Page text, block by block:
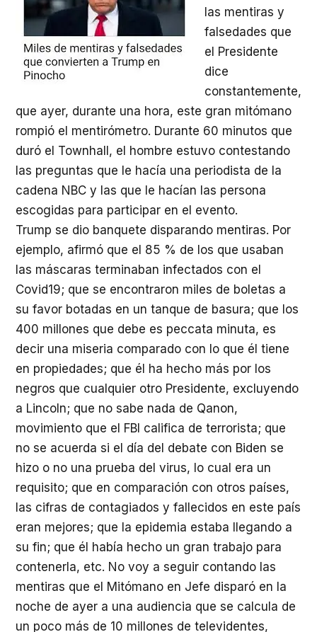
las mentiras y
falsedades que
el Presidente
dice
constantemente,
que ayer, durante una hora, este gran mitómano
rompió el mentirómetro. Durante 60 minutos que
duró el Townhall, el hombre estuvo contestando
las preguntas que le hacía una periodista de la
cadena NBC y las que le hacían las persona
escogidas para participar en el evento.
Trump se dio banquete disparando mentiras. Por
ejemplo, afirmó que el 85 % de los que usaban
las máscaras terminaban infectados con el
Covid19; que se encontraron miles de boletas a
su favor botadas en un tanque de basura; que los
400 millones que debe es peccata minuta, es
decir una miseria comparado con lo que él tiene
en propiedades; que él ha hecho más por los
negros que cualquier otro Presidente, excluyendo
a Lincoln; que no sabe nada de Qanon,
movimiento que el FBI califica de terrorista; que
no se acuerda si el día del debate con Biden se
hizo o no una prueba del virus, lo cual era un
requisito; que en comparación con otros países,
las cifras de contagiados y fallecidos en este país
eran mejores; que la epidemia estaba llegando a
su fin; que él había hecho un gran trabajo para
contenerla, etc. No voy a seguir contando las
mentiras que el Mitómano en Jefe disparó en la
noche de ayer a una audiencia que se calcula de
un poco más de 10 millones de televidentes,